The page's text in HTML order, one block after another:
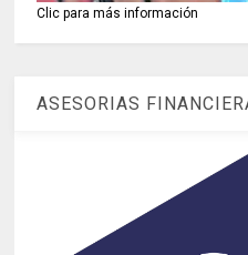
Clic para más información
ASESORIAS